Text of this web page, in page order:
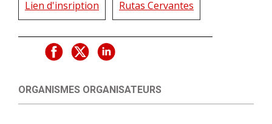
Lien d'insription Rutas Cervantes
ORGANISMES ORGANISATEURS